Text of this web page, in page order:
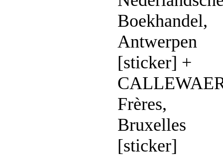
Boekhandel,
Antwerpen
[sticker] +
Frères,
Bruxelles
[sticker]